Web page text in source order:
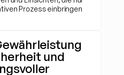
Prozess einbringen
und